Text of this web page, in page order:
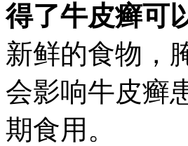
得了牛皮癣可
新鲜的食物，
会影响牛皮癣
期食用。